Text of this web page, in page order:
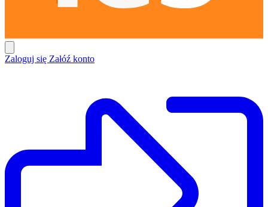
Zaloguj się Załóź konto